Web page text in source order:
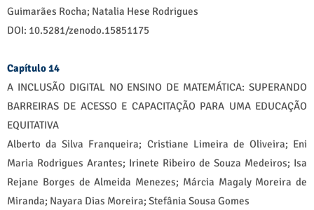
Guimarães Rocha; Natalia Hese Rodrigues
DOI: 10.5281/zenodo.15851175
Capítulo 14
A INCLUSÃO DIGITAL NO ENSINO DE MATEMÁTICA: SUPERANDO
BARREIRAS DE ACESSO E CAPACITAÇÃO PARA UMA EDUCAÇÃO
EQUITATIVA
Alberto da Silva Franqueira; Cristiane Limeira de Oliveira; Eni
Maria Rodrigues Arantes; Irinete Ribeiro de Souza Medeiros; Isa
Rejane Borges de Almeida Menezes; Márcia Magaly Moreira de
Miranda; Nayara Dias Moreira; Stefânia Sousa Gomes